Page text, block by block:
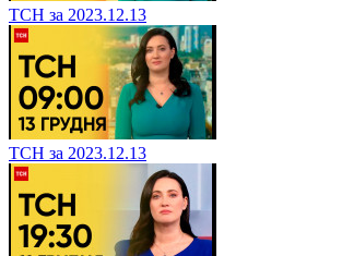
ТСН за 2023.12.13
ТСН за 2023.12.13